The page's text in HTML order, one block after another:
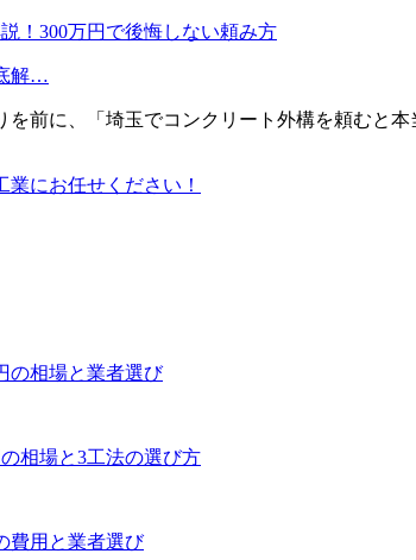
解…
を前に、「埼玉でコンクリート外構を頼むと
にお任せください！
の相場と業者選び
相場と3工法の選び方
費用と業者選び